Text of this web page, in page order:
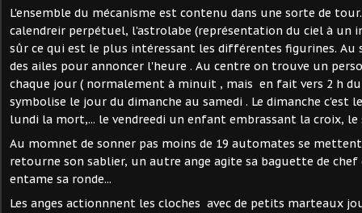
L'ensemble du mécanisme est contenu dans une sorte de
calendreir perpétuel, l'astrolabe (représentation du ciel à un
sûr ce qui est le plus intéressant les différentes figurines. Au
des ailes pour annoncer l'heure . Au centre on trouve un
chaque jour ( normalement à minuit , mais en fait vers 2 h du
symbolise le jour du dimanche au samedi . Le dimanche c'est
lundi la mort,... le vendreedi un enfant embrassant la croix, le
Au momnet de sonner pas moins de 19 automates se
retourne son sablier, un autre ange agite sa baguette de chef
entame sa ronde...
Les anges actionnnent les cloches avec de petits marteaux